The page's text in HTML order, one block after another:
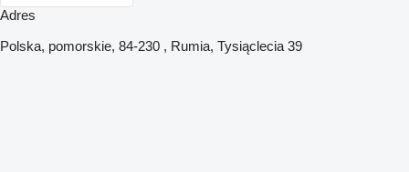
Adres
Polska, pomorskie, 84-230 , Rumia, Tysiąclecia 39